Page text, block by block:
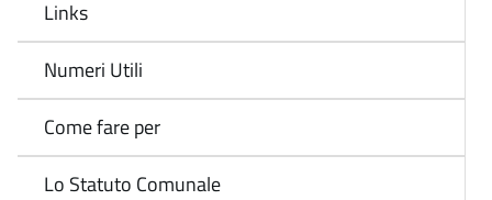
Links
Numeri Utili
Come fare per
Lo Statuto Comunale